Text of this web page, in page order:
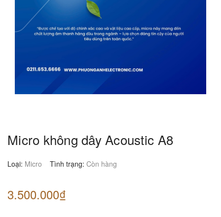
Micro không dây Acoustic A8
Loại: Micro Tình trạng: Còn hàng
3.500.000₫